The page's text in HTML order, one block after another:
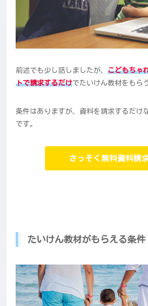
前述でも少し話しましたが、こどもちゃ
トで請求するだけでたいけん教材をもら
条件はありますが、資料を請求するだけ
です。
さっそく無料資料請
たいけん教材がもらえる条件